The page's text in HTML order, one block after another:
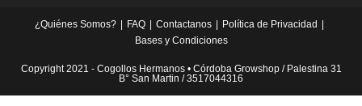
¿Quiénes Somos? FAQ Contactanos
Política de Privacidad
Bases y Condiciones
Copyright 2021 - Cogollos Hermanos • Córdoba Growshop / Palestina 31
B° San Martin / 3517044316